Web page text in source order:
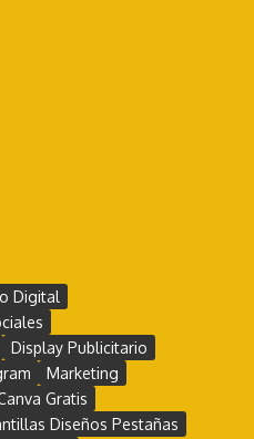
Digital
Display Publicitario
Marketing
Gratis
Diseños Pestañas